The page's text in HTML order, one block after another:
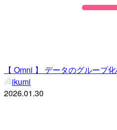
【 Omni 】 データのグループ
ikumi
2026.01.30